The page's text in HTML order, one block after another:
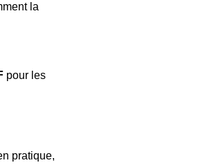
la
pour les
pratique,